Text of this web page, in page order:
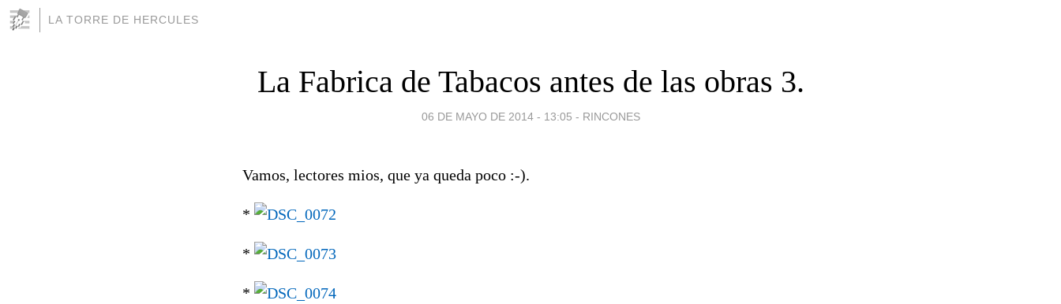
LA TORRE DE HERCULES
La Fabrica de Tabacos antes de las obras 3.
06 DE MAYO DE 2014 - 13:05 - RINCONES
Vamos, lectores mios, que ya queda poco :-).
*
*
*